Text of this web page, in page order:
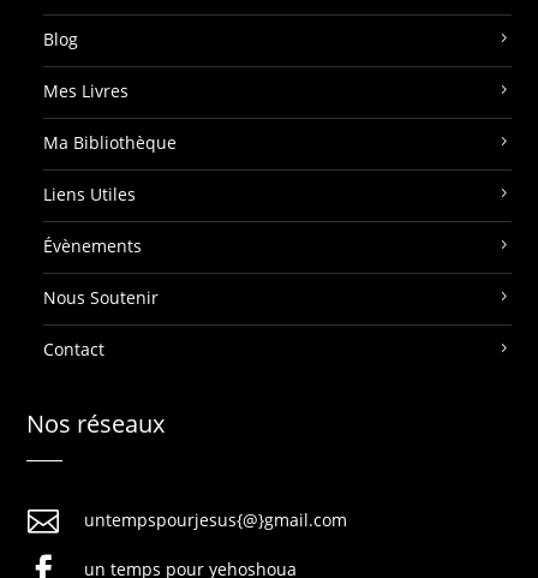
Blog
Mes Livres
Ma Bibliothèque
Liens Utiles
Évènements
Nous Soutenir
Contact
Nos réseaux
 untempspourjesus{@}gmail.com
 un temps pour yehoshoua